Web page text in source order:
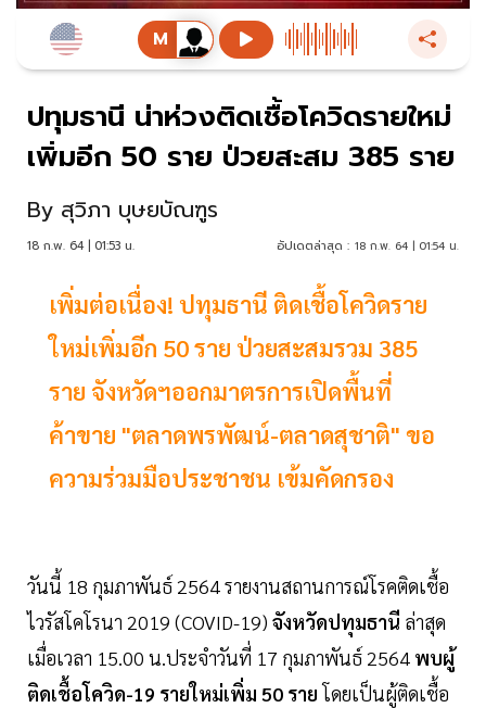
ปทุมธานี น่าห่วงติดเชื้อโควิดรายใหม่
เพิ่มอีก 50 ราย ป่วยสะสม 385 ราย
By สุวิภา บุษยบัณฑูร
18 ก.พ. 64 | 01:53 น. อัปเดตล่าสุด : 18 ก.พ. 64 | 01:54 น.
เพิ่มต่อเนื่อง! ปทุมธานี ติดเชื้อโควิดราย
ใหม่เพิ่มอีก 50 ราย ป่วยสะสมรวม 385
ราย จังหวัดฯออกมาตรการเปิดพื้นที่
ค้าขาย "ตลาดพรพัฒน์-ตลาดสุชาติ" ขอ
ความร่วมมือประชาชน เข้มคัดกรอง
วันนี้ 18 กุมภาพันธ์ 2564 รายงานสถานการณ์โรคติดเชื้อ
ไวรัสโคโรนา 2019 (COVID-19) จังหวัดปทุมธานี ล่าสุด
เมื่อเวลา 15.00 น.ประจำวันที่ 17 กุมภาพันธ์ 2564 พบผู้
ติดเชื้อโควิด-19 รายใหม่เพิ่ม 50 รายโดยเป็นผู้ติดเชื้อ